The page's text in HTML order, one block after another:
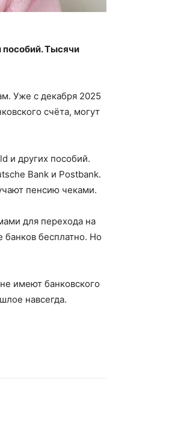
пособий. Тысячи
Уже с декабря 2025
счёта, могут
и других пособий.
Bank и Postbank.
пенсию чеками.
для перехода на
банков бесплатно. Но
имеют банковского
навсегда.